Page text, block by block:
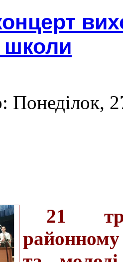
школи
Понеділок,
21